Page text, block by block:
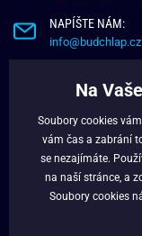
NAPÍŠTE NÁM:
info@budchlap.cz
VĚRNOSTNÍ PROGRAM
FACEBOOK
Na
Soubory cookies
vám čas a zabrání
se nezajímáte.
na naší stránce, a
Soubory cookies